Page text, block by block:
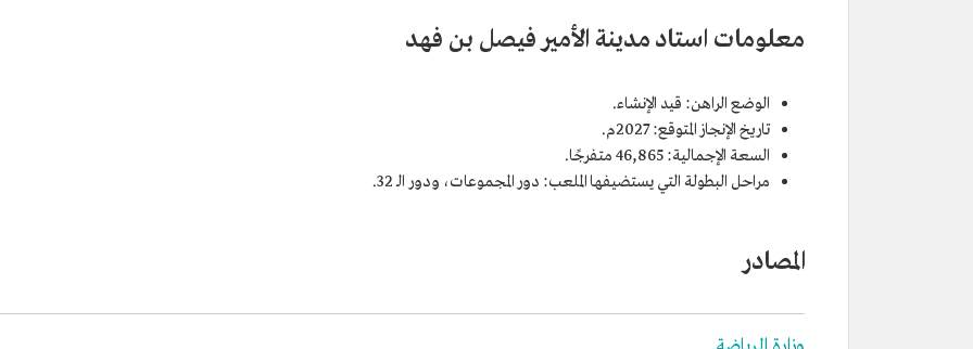
معلومات استاد مدينة الأمير فيصل بن فهد
الوضع الراهن: قيد الإنشاء.
تاريخ الإنجاز المتوقع: 2027م.
السعة الإجمالية: 46,865 متفرجًا.
مراحل البطولة التي يستضيفها الملعب: دور المجموعات، ودور الـ 32.
المصادر